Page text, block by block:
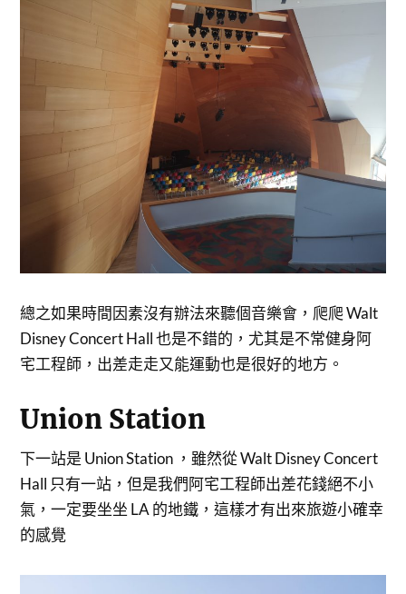
總之如果時間因素沒有辦法來聽個音樂會，爬爬 Walt
Disney Concert Hall 也是不錯的，尤其是不常健身阿
宅工程師，出差走走又能運動也是很好的地方。
Union Station
下一站是 Union Station ，雖然從 Walt Disney Concert
Hall 只有一站，但是我們阿宅工程師出差花錢絕不小
氣，一定要坐坐 LA 的地鐵，這樣才有出來旅遊小確幸
的感覺